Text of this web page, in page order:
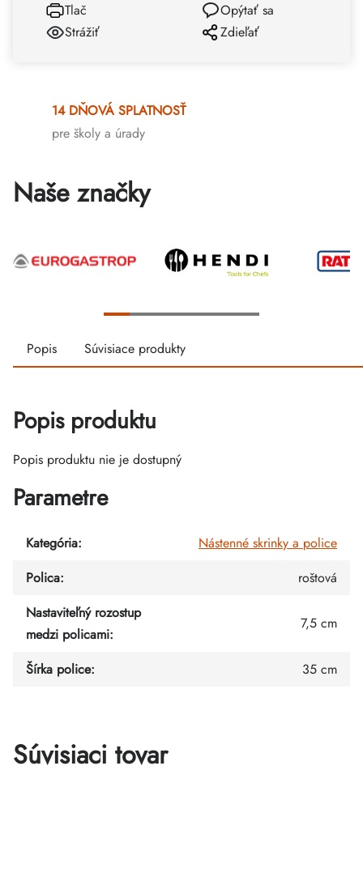
Tlač
Opýtať sa
Strážiť
Zdieľať
14 DŇOVÁ SPLATNOSŤ
pre školy a úrady
Naše značky
Popis Súvisiace produkty
Popis produktu
Popis produktu nie je dostupný
Parametre
Kategória:
Nástenné skrinky a police
Polica:
roštová
Nastaviteľný rozostup
medzi policami:
7,5 cm
Šírka police: 35 cm
Súvisiaci tovar